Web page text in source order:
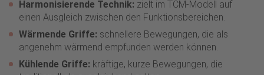
Harmonisierende Technik: zielt im TCM-Modell auf
einen Ausgleich zwischen den Funktionsbereichen.
Wärmende Griffe: schnellere Bewegungen, die als
angenehm wärmend empfunden werden können.
Kühlende Griffe: kräftige, kurze Bewegungen, die